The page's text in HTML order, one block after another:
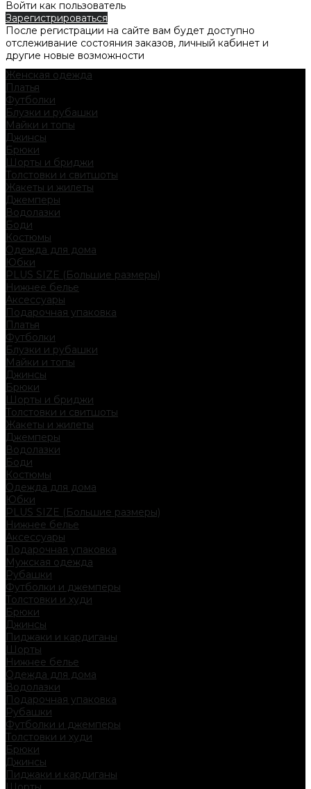
Войти как пользователь
Зарегистрироваться
После регистрации на сайте вам будет доступно
отслеживание состояния заказов, личный кабинет и
другие новые возможности
Женская одежда
Платья
Футболки
Блузки и рубашки
Майки и топы
Джинсы
Брюки
Шорты и бриджи
Толстовки и свитшоты
Жакеты и жилеты
Джемперы
Водолазки
Боди
Костюмы
Одежда для дома
Юбки
PLUS SIZE (Большие размеры)
Нижнее белье
Аксессуары
Подарочная упаковка
Платья
Футболки
Блузки и рубашки
Майки и топы
Джинсы
Брюки
Шорты и бриджи
Толстовки и свитшоты
Жакеты и жилеты
Джемперы
Водолазки
Боди
Костюмы
Одежда для дома
Юбки
PLUS SIZE (Большие размеры)
Нижнее белье
Аксессуары
Подарочная упаковка
Мужская одежда
Рубашки
Футболки и джемперы
Толстовки и худи
Брюки
Джинсы
Пиджаки и кардиганы
Шорты
Нижнее белье
Одежда для дома
Водолазки
Подарочная упаковка
Рубашки
Футболки и джемперы
Толстовки и худи
Брюки
Джинсы
Пиджаки и кардиганы